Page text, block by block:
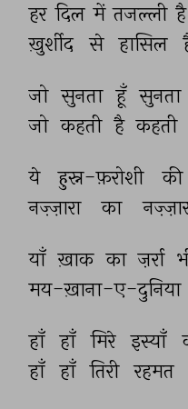
हर दिल में तजल्ली है
ख़ुर्शीद
से हासिल
जो सुनता हूँ सुनता
जो कहती है कहती
ये हुस्न-फ़रोशी की
नज़्ज़ारा
का
याँ ख़ाक का ज़र्रा
मय-ख़ाना-ए-दुनिया
हाँ हाँ मिरे इस्याँ
हाँ हाँ तिरी रहमत